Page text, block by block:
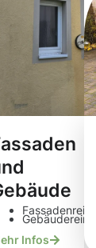
Infos